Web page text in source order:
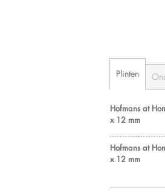
Plinten
Hofmans at
x 12 mm
Hofmans at
x 12 mm